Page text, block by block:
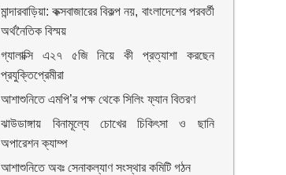
মান্দারবাড়িয়া: কক্সবাজারের বিকল্প নয়, বাংলাদেশের পরবর্তী
অর্থনৈতিক বিস্ময়
গ্যালাক্সি এ২৭ ৫জি নিয়ে কী প্রত্যাশা করছেন
প্রযুক্তিপ্রেমীরা
আশাশুনিতে এমপি’র পক্ষ থেকে সিলিং ফ্যান বিতরণ
ঝাউডাঙ্গায় বিনামূল্যে চোখের চিকিৎসা ও ছানি
অপারেশন ক্যাম্প
আশাশুনিতে অবঃ সেনাকল্যাণ সংস্থার কমিটি গঠন